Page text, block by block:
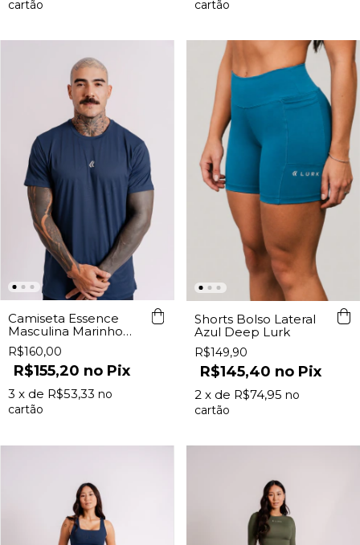
Camiseta Essence
Masculina Marinho
Lurk
R$160,00
R$155,20 Pix
3 x de R$53,33
Shorts Bolso Lateral
Azul Deep Lurk
R$149,90
R$145,40 Pix
2 x de R$74,95